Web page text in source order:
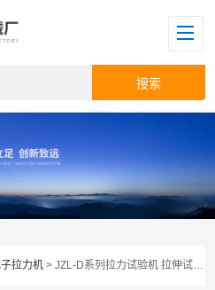
拉力机 > JZL-D系列拉力试验机 拉伸试验机 拉压试验机